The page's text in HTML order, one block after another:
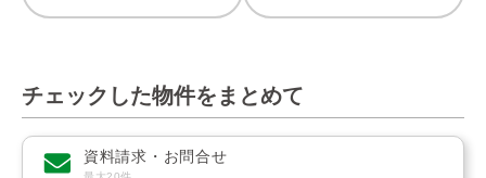
チェックした物件をまとめて
資料請求・お問合せ